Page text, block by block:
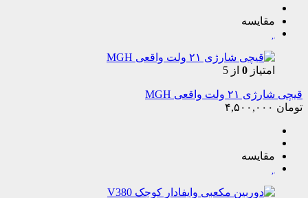
مقایسه
امتیاز 0 از 5
قیچی شارژی ۲۱ ولت واقعی MGH
تومان
مقایسه